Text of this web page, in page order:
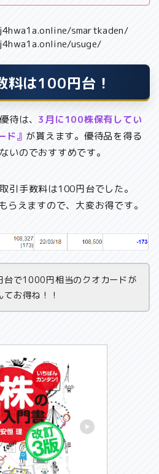
smartkaden/
usuge/
料は100円台！
待は、 3月に100株保有してい
ド』 が貰えます。優待品を得る
いのでおすすめです。
引手数料は100円台でした。
えますので、大変お得です。
台で1000円相当のクオカードが
お得ね！！